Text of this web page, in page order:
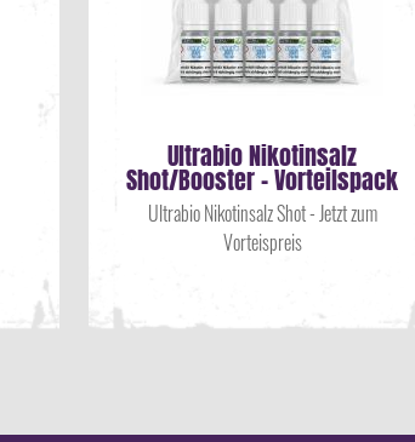
Ultrabio Nikotinsalz
Shot/Booster - Vorteilspack
Ultrabio Nikotinsalz Shot - Jetzt zum
Vorteispreis